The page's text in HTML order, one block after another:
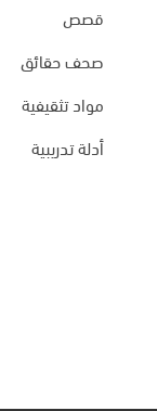
قصص
صحف حقائق
مواد تثقيفية
أدلة تدريبية